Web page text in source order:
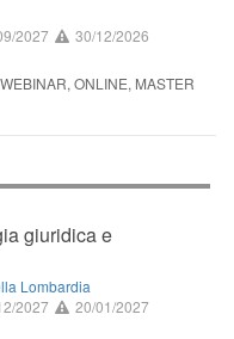
2027
30/12/2026
ONLINE, MASTER
giuridica e
Lombardia
2027
20/01/2027